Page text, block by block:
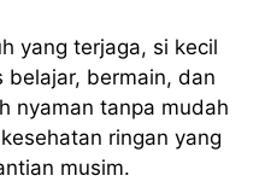
yang terjaga, si kecil
bermain, dan
nyaman tanpa mudah
ringan yang
musim.